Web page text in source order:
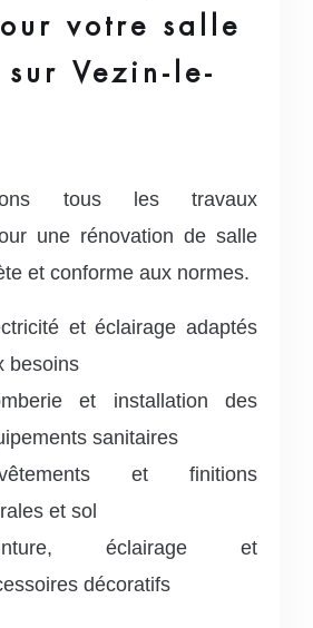
votre salle
Vezin-le-
tous les travaux
une rénovation de salle
et conforme aux normes.
et éclairage adaptés
besoins
et installation des
sanitaires
et finitions
et sol
éclairage et
décoratifs